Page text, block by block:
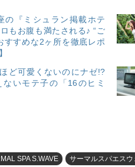
の『ミシュラン掲載ホテ
もお腹も満たされる♪ “ご
すすめな2ヶ所を徹底レポ
ど可愛くないのにナゼ!?
ないモテ子の「16のヒミ
SPA S.WAVE サーマルスパエスウ